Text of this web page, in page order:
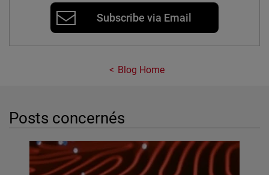
Subscribe via Email
Blog Home
Posts concernés